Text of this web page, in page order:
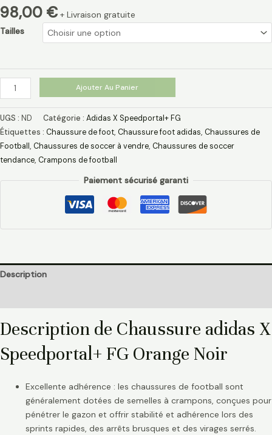
98,00 € + Livraison gratuite
Tailles
Ajouter Au Panier
UGS : ND Catégorie : Adidas X Speedportal+ FG
Étiquettes : Chaussure de foot, Chaussure foot adidas, Chaussures de
Football , Chaussures de soccer à vendre, Chaussures de soccer
tendance, Crampons de football
Paiement sécurisé garanti
Description
Description de Chaussure adidas X
Speedportal+ FG Orange Noir
Excellente adhérence : les chaussures de football sont
généralement dotées de semelles à crampons, conçues pour
pénétrer le gazon et offrir stabilité et adhérence lors des
sprints rapides, des arrêts brusques et des virages serrés.